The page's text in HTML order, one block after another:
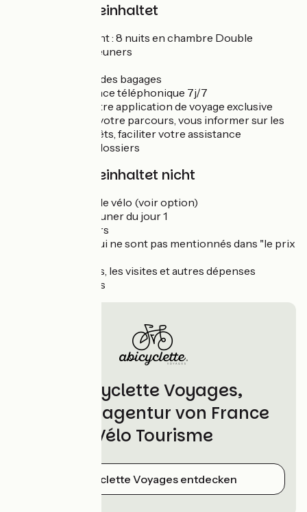
Der Preis beinhaltet
Hébergement : 8 nuits en chambre Double
8 petits-déjeuners
Le transfert des bagages
Une assistance téléphonique 7j/7
L'accès à notre application de voyage exclusive
pour suivre votre parcours, vous informer sur les
sites d'intérêts, faciliter votre assistance
Les frais de dossiers
Der Preis beinhaltet nicht
La location de vélo (voir option)
Le petit déjeuner du jour 1
Les déjeuners
Les dîners qui ne sont pas mentionnés dans "le prix
Les boissons, les visites et autres dépenses
personnelles
Abicyclette Voyages,
Partneragentur von France
Vélo Tourisme
Abicyclette Voyages entdecken